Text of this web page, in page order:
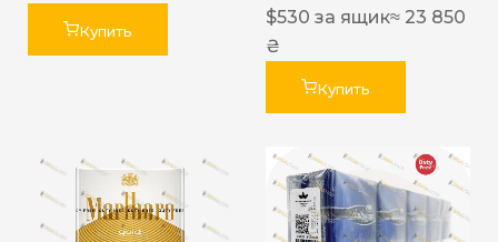
Купить
$530 за ящик≈ 23 850
₴
Купить